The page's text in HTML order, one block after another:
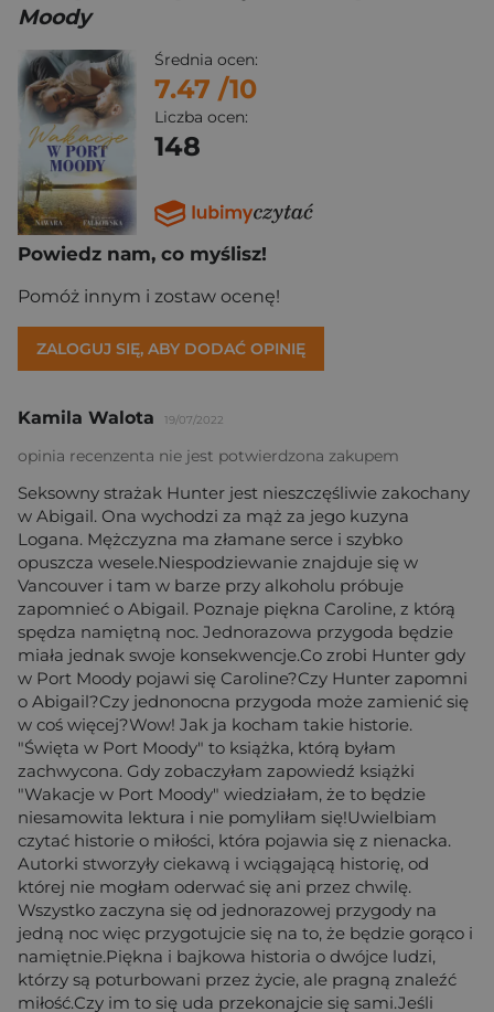
Moody
Średnia ocen:
7.47 /10
Liczba ocen:
148
Powiedz nam, co myślisz!
Pomóż innym i zostaw ocenę!
ZALOGUJ SIĘ, ABY DODAĆ OPINIĘ
Kamila Walota 19/07/2022
opinia recenzenta nie jest potwierdzona zakupem
Seksowny strażak Hunter jest nieszczęśliwie zakochany
w Abigail. Ona wychodzi za mąż za jego kuzyna
Logana. Mężczyzna ma złamane serce i szybko
opuszcza wesele.Niespodziewanie znajduje się w
Vancouver i tam w barze przy alkoholu próbuje
zapomnieć o Abigail. Poznaje piękna Caroline, z którą
spędza namiętną noc. Jednorazowa przygoda będzie
miała jednak swoje konsekwencje.Co zrobi Hunter gdy
w Port Moody pojawi się Caroline?Czy Hunter zapomni
o Abigail?Czy jednonocna przygoda może zamienić się
w coś więcej?Wow! Jak ja kocham takie historie.
"Święta w Port Moody" to książka, którą byłam
zachwycona. Gdy zobaczyłam zapowiedź książki
"Wakacje w Port Moody" wiedziałam, że to będzie
niesamowita lektura i nie pomyliłam się!Uwielbiam
czytać historie o miłości, która pojawia się z nienacka.
Autorki stworzyły ciekawą i wciągającą historię, od
której nie mogłam oderwać się ani przez chwilę.
Wszystko zaczyna się od jednorazowej przygody na
jedną noc więc przygotujcie się na to, że będzie gorąco i
namiętnie.Piękna i bajkowa historia o dwójce ludzi,
którzy są poturbowani przez życie, ale pragną znaleźć
miłość.Czy im to się uda przekonajcie się sami.Jeśli